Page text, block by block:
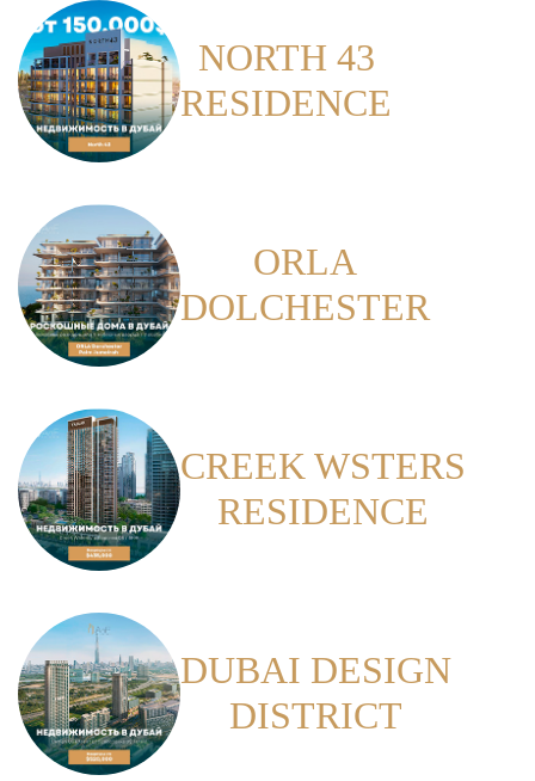
NORTH 43
RESIDENCE
ORLA
DOLCHESTER
CREEK WSTERS
RESIDENCE
DUBAI DESIGN
DISTRICT